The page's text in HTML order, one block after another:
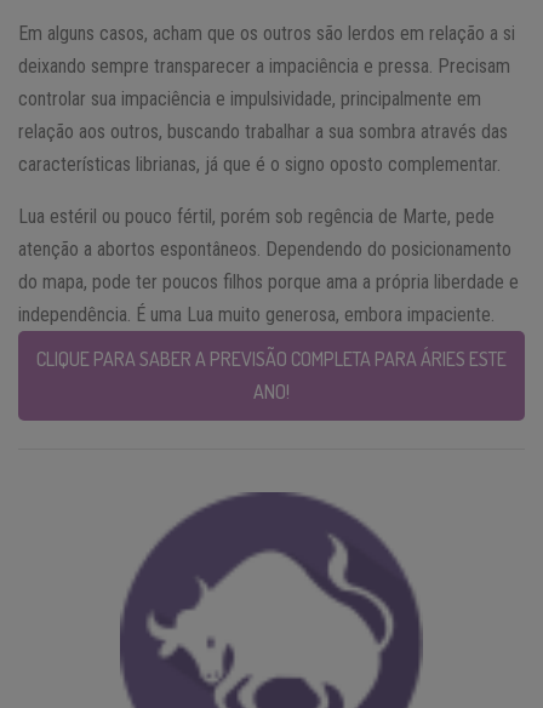
Em alguns casos, acham que os outros são lerdos em relação a si
deixando sempre transparecer a impaciência e pressa. Precisam
controlar sua impaciência e impulsividade, principalmente em
relação aos outros, buscando trabalhar a sua sombra através das
características librianas, já que é o signo oposto complementar.
Lua estéril ou pouco fértil, porém sob regência de Marte, pede
atenção a abortos espontâneos. Dependendo do posicionamento
do mapa, pode ter poucos filhos porque ama a própria liberdade e
independência. É uma Lua muito generosa, embora impaciente.
CLIQUE PARA SABER A PREVISÃO COMPLETA PARA ÁRIES ESTE
ANO!